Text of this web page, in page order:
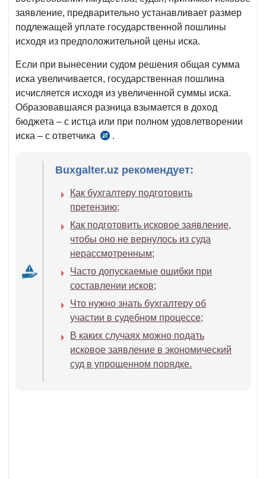
заявление, предварительно устанавливает размер
подлежащей уплате государственной пошлины
исходя из предположительной цены иска.
Если при вынесении судом решения общая сумма
иска увеличивается, государственная пошлина
исчисляется исходя из увеличенной суммы иска.
Образовавшаяся разница взымается в доход
бюджета – с истца или при полном удовлетворении
иска – с ответчика
ч.
ст.
№ЗРУ-600
от
06.01.2020
г.
.
Buxgalter.uz рекомендует:
Как бухгалтеру подготовить
претензию;
Как подготовить исковое заявление,
чтобы оно не вернулось из суда
нерассмотренным;
Часто допускаемые ошибки при
составлении исков;
Что нужно знать бухгалтеру об
участии в судебном процессе;
В каких случаях можно подать
исковое заявление в экономический
суд в упрощенном порядке.